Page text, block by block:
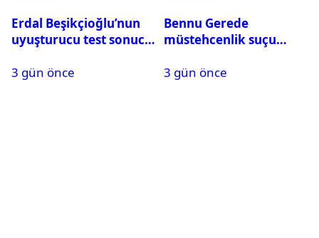
Erdal Beşikçioğlu’nun
uyuşturucu test sonucu
3 gün önce
Bennu Gerede
müstehcenlik suçu
alındı
3 gün önce